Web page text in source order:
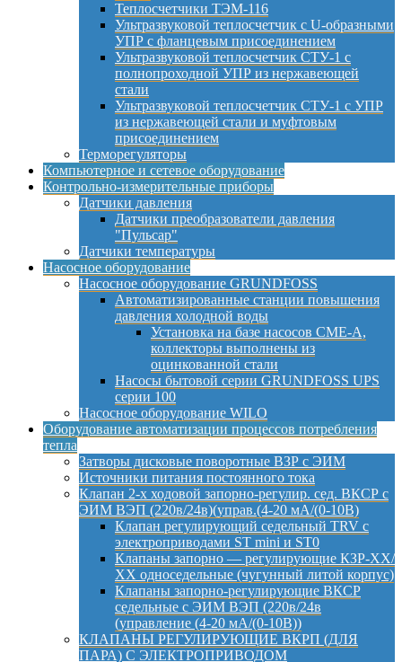
Теплосчетчики ТЭМ-116
Ультразвуковой теплосчетчик с U-образными
УПР с фланцевым присоединением
Ультразвуковой теплосчетчик СТУ-1 с
полнопроходной УПР из нержавеющей
стали
Ультразвуковой теплосчетчик СТУ-1 с УПР
из нержавеющей стали и муфтовым
присоединением
Терморегуляторы
Компьютерное и сетевое оборудование
Контрольно-измерительные приборы
Датчики давления
Датчики преобразователи давления
"Пульсар"
Датчики температуры
Насосное оборудование
Насосное оборудование GRUNDFOSS
Автоматизированные станции повышения
давления холодной воды
Установка на базе насосов CME-A,
коллекторы выполнены из
оцинкованной стали
Насосы бытовой серии GRUNDFOSS UPS
серии 100
Насосное оборудование WILO
Оборудование автоматизации процессов потребления
тепла
Затворы дисковые поворотные ВЗР с ЭИМ
Источники питания постоянного тока
Клапан 2-х ходовой запорно-регулир. сед. ВКСР с
ЭИМ ВЭП (220в/24в)(управ.(4-20 мА/(0-10В)
Клапан регулирующий седельный TRV с
электроприводами ST mini и ST0
Клапаны запорно — регулирующие КЗР-ХХ/
ХХ односедельные (чугунный литой корпус)
Клапаны запорно-регулирующие ВКСР
седельные с ЭИМ ВЭП (220в/24в
(управление (4-20 мА/(0-10В))
КЛАПАНЫ РЕГУЛИРУЮЩИЕ ВКРП (ДЛЯ
ПАРА) С ЭЛЕКТРОПРИВОДОМ